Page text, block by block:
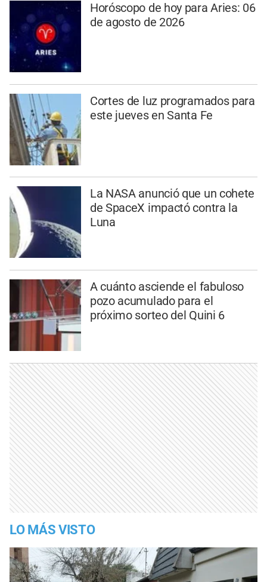
Horóscopo de hoy para Aries: 06
de agosto de 2026
Cortes de luz programados para
este jueves en Santa Fe
La NASA anunció que un cohete
de SpaceX impactó contra la
Luna
A cuánto asciende el fabuloso
pozo acumulado para el
próximo sorteo del Quini 6
LO MÁS VISTO